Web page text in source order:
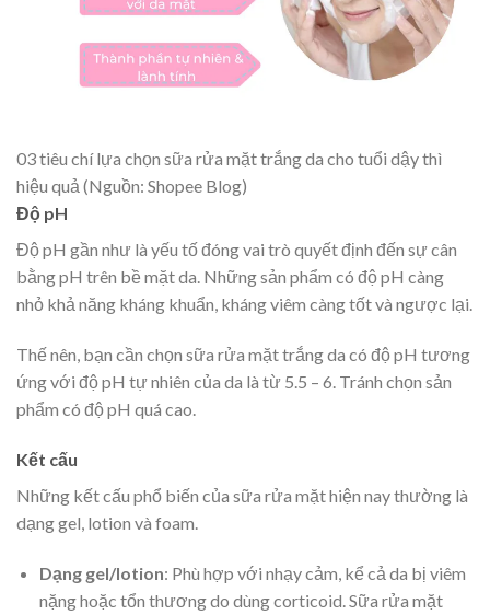
03 tiêu chí lựa chọn sữa rửa mặt trắng da cho tuổi dậy thì
hiệu quả (Nguồn: Shopee Blog)
Độ pH
Độ pH gần như là yếu tố đóng vai trò quyết định đến sự cân
bằng pH trên bề mặt da. Những sản phẩm có độ pH càng
nhỏ khả năng kháng khuẩn, kháng viêm càng tốt và ngược lại.
Thế nên, bạn cần chọn sữa rửa mặt trắng da có độ pH tương
ứng với độ pH tự nhiên của da là từ 5.5 – 6. Tránh chọn sản
phẩm có độ pH quá cao.
Kết cấu
Những kết cấu phổ biến của sữa rửa mặt hiện nay thường là
dạng gel, lotion và foam.
Dạng gel/lotion: Phù hợp với nhạy cảm, kể cả da bị viêm
nặng hoặc tổn thương do dùng corticoid. Sữa rửa mặt